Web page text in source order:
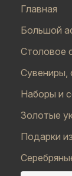
Главная
Большой
Столовое
Сувениры,
Наборы и
Золотые
Подарки